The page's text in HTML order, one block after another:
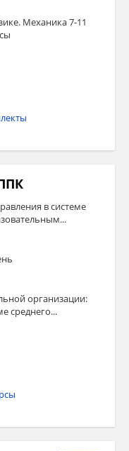
Механика 7-11
в системе
организации:
среднего...